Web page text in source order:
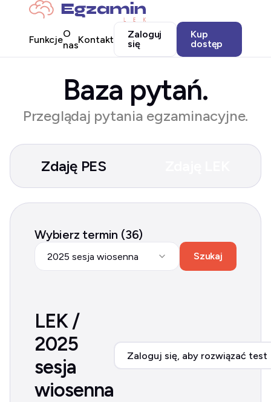
FunkcjeO
nasKontakt
Zaloguj
się
Kup
dostęp
Baza pytań.
Przeglądaj pytania egzaminacyjne.
Zdaję PES
Wybierz termin (36)
2025 sesja wiosenna Szukaj
LEK /
2025
sesja
wiosenna
Zaloguj się, aby rozwiązać test